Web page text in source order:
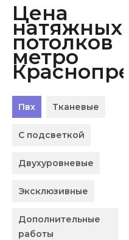
Цена
натяжных
потолков
метро
Пвх Тканевые
С подсветкой
Двухуровневые
Эксклюзивные
Дополнительные
работы